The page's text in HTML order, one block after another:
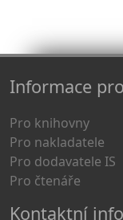
Informace
Pro knihovny
Pro nakladatele
Pro dodavatele IS
Pro čtenáře
Kontaktní